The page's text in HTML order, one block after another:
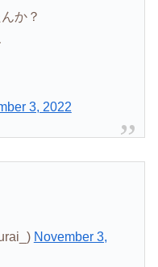
か？
3, 2022
November 3,